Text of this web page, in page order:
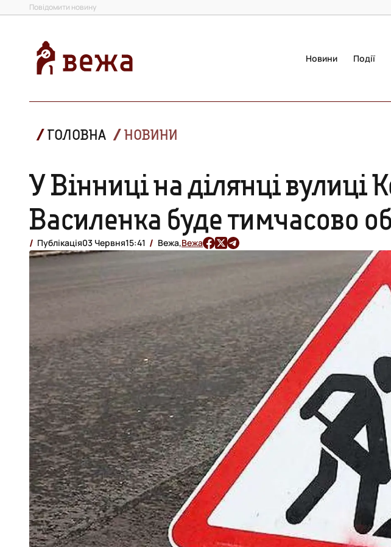
Повідомити новину
Новини Події
ГОЛОВНА НОВИНИ
У Вінниці на ділянці вулиці
Василенка буде тимчасово
Публікація03 Червня15:41 Вежа,Вежа